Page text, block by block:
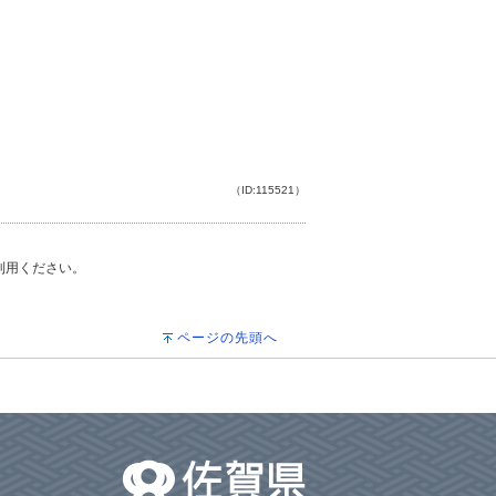
（ID:115521）
ください。
ページの先頭へ